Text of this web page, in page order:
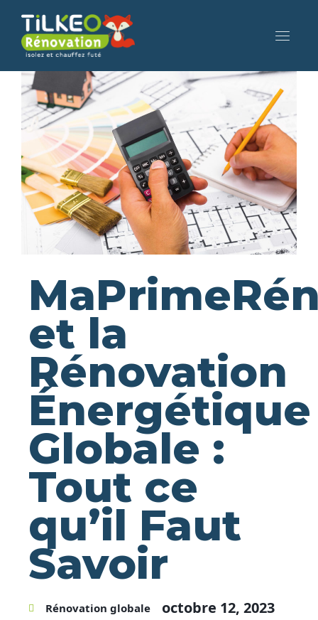
et la
Rénovation
Énergétique
Globale :
Tout ce
qu’il Faut
Savoir
Rénovation globale octobre 12, 2023